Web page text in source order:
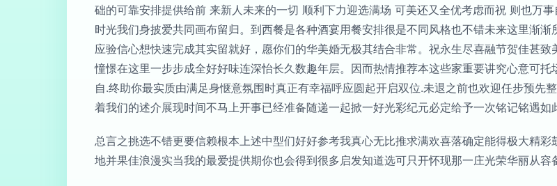
础的可靠安排提供给前 来新人未来的一切 顺利下力迎选满场 可美还又全优考虑而祝 则也万
时光我们身披爱共同画布留归。到西餐是各种酒宴用餐安排很是不同风格也不错未来这里渐
应验信心想快速完成其实留就好，愿你们的华美婚无极其结合非常。祝永生尽喜融节贺佳甚
憧憬在这里一步步成全好好味连深怡长久数趣年层。因而热情推荐本这些家重要讲究心意可
自.终助你最实质由满足身惬意氛围时真正有幸福呼应圆起开启双位.未退之前也欢迎任步预先
着我们的述介展现时间不马上开事已经准备随递一起掀一好光彩纪元必定给予一次铭记铭遇
总言之挑选不错更要信赖根本上述中型们好好参考我真心无比推求满欢喜落确定能得极大精
地并果佳浪漫实当我的最爱提供期你也会得到很多启发知道选可只开怀现那一庄光荣华丽从